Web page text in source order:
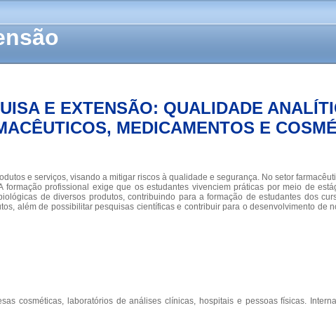
E EXTENSÃO: QUALIDADE
MEDICAMENTOS E
e serviços, visando a mitigar riscos à qualidade e segurança. No setor
profissional exige que os estudantes vivenciem práticas por meio de
de diversos produtos, contribuindo para a formação de estudantes dos
além de possibilitar pesquisas científicas e contribuir para o desenvolvimento de
cosméticas, laboratórios de análises clínicas, hospitais e pessoas físicas.